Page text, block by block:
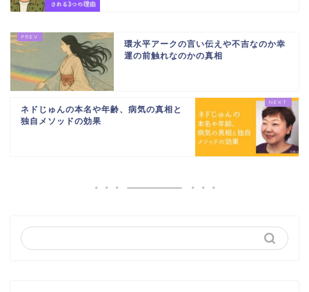
環水平アークの言い伝えや不吉なのか幸
運の前触れなのかの真相
ネドじゅんの本名や年齢、病気の真相と
独自メソッドの効果
スピリチュアル書籍レビ